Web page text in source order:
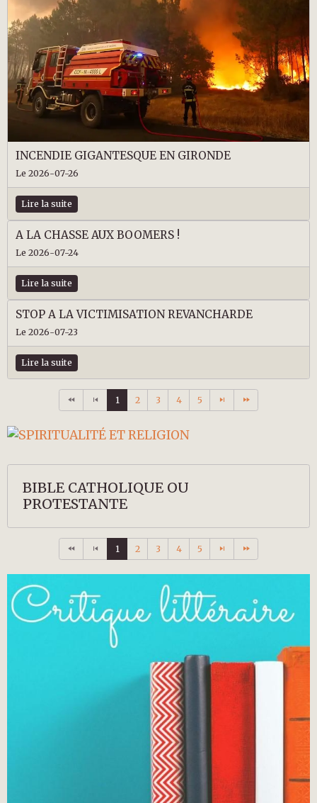
INCENDIE GIGANTESQUE EN GIRONDE
Le 2026-07-26
Lire la suite
A LA CHASSE AUX BOOMERS !
Le 2026-07-24
Lire la suite
STOP A LA VICTIMISATION REVANCHARDE
Le 2026-07-23
Lire la suite
1 2 3 4 5
BIBLE CATHOLIQUE OU
PROTESTANTE
1 2 3 4 5